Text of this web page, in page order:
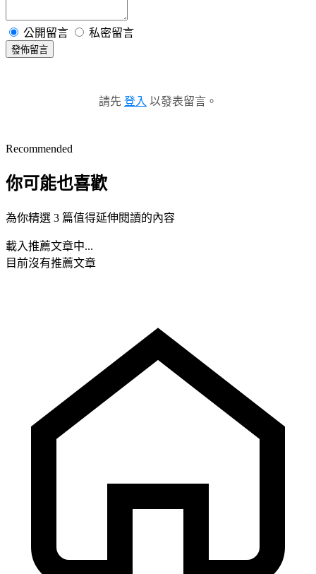
公開留言 私密留言
發佈留言
請先 登入 以發表留言。
Recommended
你可能也喜歡
為你精選 3 篇值得延伸閱讀的內容
載入推薦文章中...
目前沒有推薦文章